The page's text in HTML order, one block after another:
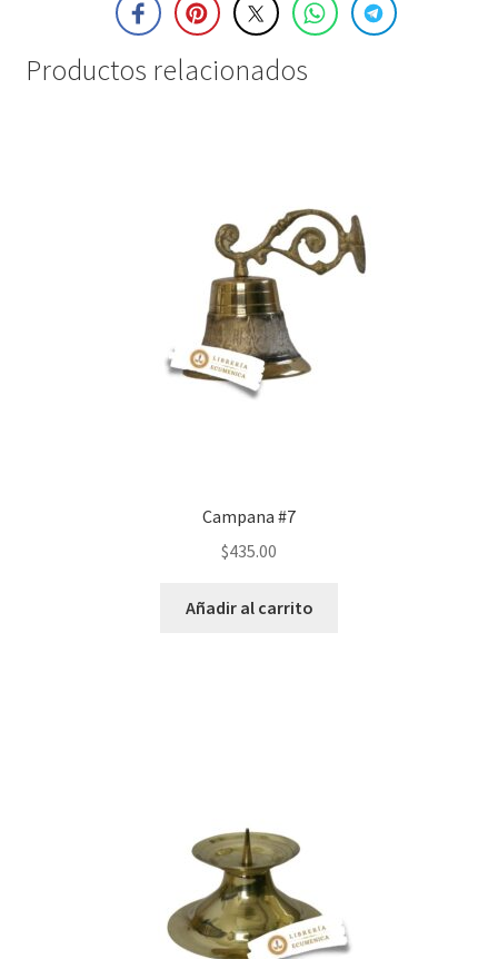
Productos relacionados
Campana #7
$435.00
Añadir al carrito